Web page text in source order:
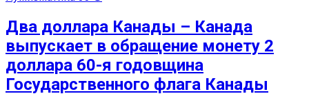
Два доллара Канады – Канада
выпускает в обращение монету 2
доллара 60-я годовщина
Государственного флага Канады